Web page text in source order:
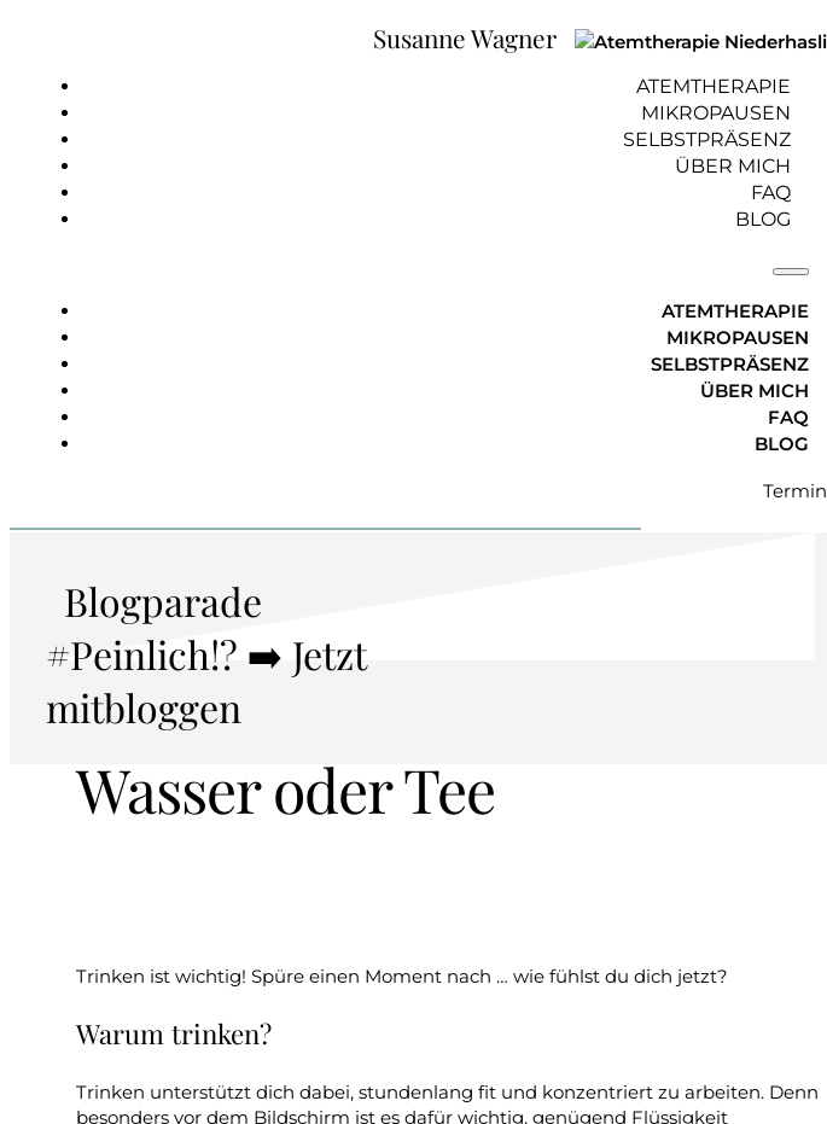
Susanne Wagner
ATEMTHERAPIE
MIKROPAUSEN
SELBSTPRÄSENZ
ÜBER MICH
FAQ
BLOG
ATEMTHERAPIE
MIKROPAUSEN
SELBSTPRÄSENZ
ÜBER MICH
FAQ
BLOG
Termin
Blogparade
#Peinlich!? ➡️ Jetzt
mitbloggen
Mikropause #53 • Zwischendurch ausreichend
, 21. September 2021, aktualisiert am 20. April
Trinke einen Schluck
Wasser oder Tee
Trinken ist wichtig! Spüre einen Moment nach … wie fühlst du dich jetzt?
Warum trinken?
Trinken unterstützt dich dabei, stundenlang fit und konzentriert zu arbeiten. Denn
besonders vor dem Bildschirm ist es dafür wichtig, genügend Flüssigkeit